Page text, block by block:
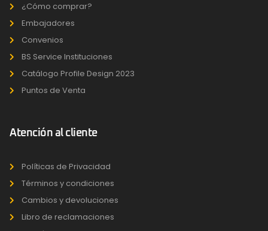
¿Cómo comprar?
Embajadores
Convenios
BS Service Instituciones
Catálogo Profile Design 2023
Puntos de Venta
Atención al cliente
Políticas de Privacidad
Términos y condiciones
Cambios y devoluciones
Libro de reclamaciones